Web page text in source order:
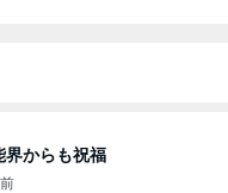
。
by Ameba